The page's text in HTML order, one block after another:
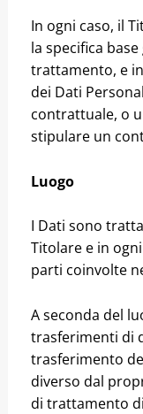
In ogni caso, il
la specifica
trattamento, e
dei Dati
contrattuale, o
stipulare un
Luogo
I Dati sono
Titolare e in
parti coinvolte
A seconda del
trasferimenti di
trasferimento
diverso dal
di trattamento